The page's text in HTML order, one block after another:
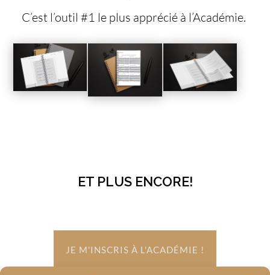
C’est l’outil #1 le plus apprécié à l’Académie.
ET PLUS ENCORE!
JE M'INSCRIS À L'ACADÉMIE !